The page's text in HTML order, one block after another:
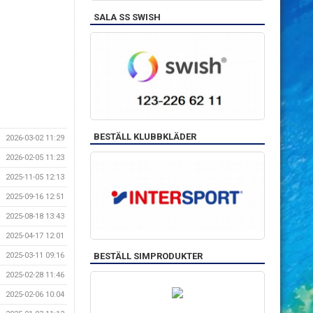
2026-03-02 11:29
2026-02-05 11:23
2025-11-05 12:13
2025-09-16 12:51
2025-08-18 13:43
2025-04-17 12:01
2025-03-11 09:16
2025-02-28 11:46
2025-02-06 10:04
SALA SS SWISH
BESTÄLL KLUBBKLÄDER
BESTÄLL SIMPRODUKTER